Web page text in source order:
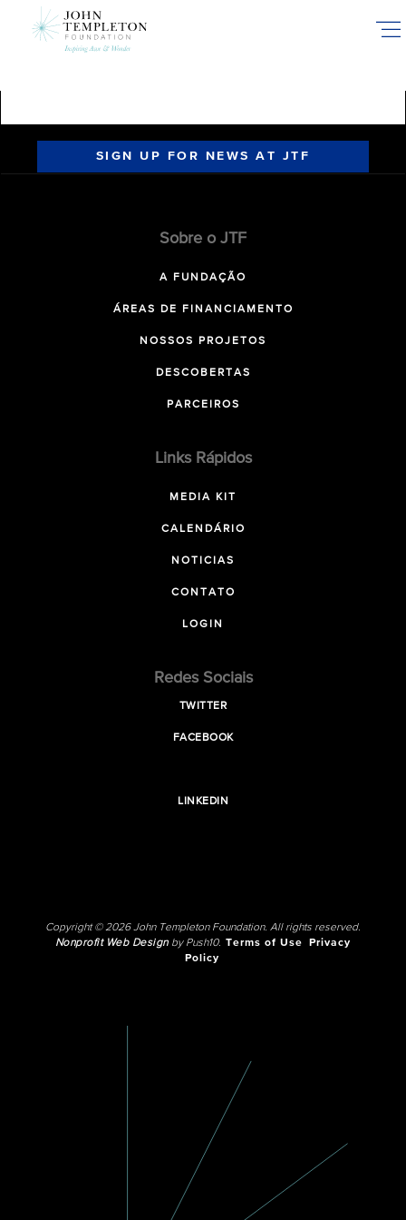
SIGN UP FOR NEWS AT JTF
Sobre o JTF
A FUNDAÇÃO
ÁREAS DE FINANCIAMENTO
NOSSOS PROJETOS
DESCOBERTAS
PARCEIROS
Links Rápidos
MEDIA KIT
CALENDÁRIO
NOTICIAS
CONTATO
LOGIN
Redes Sociais
TWITTER
FACEBOOK
LINKEDIN
Copyright © 2026 John Templeton Foundation. All rights reserved.
Nonprofit Web Designby Push10. Terms of Use
Privacy
Policy